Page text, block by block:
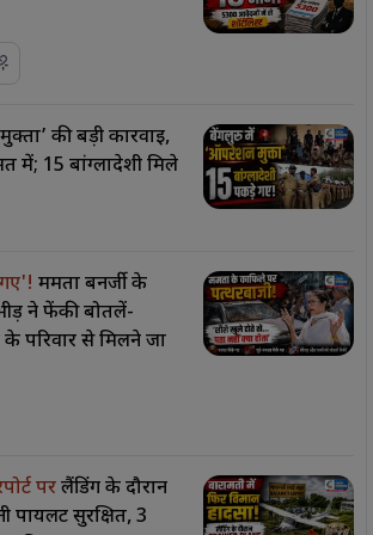
की बड़ी कार्रवाई,
में; 15 बांग्लादेशी मिले
ममता बनर्जी के
ने फेंकी बोतलें-
के परिवार से मिलने जा
परलैंडिंग के दौरान
पायलट सुरक्षित, 3